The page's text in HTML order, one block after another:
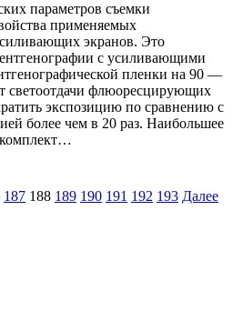
параметров съемки
применяемых
экранов. Это
с усиливающими
пленки на 90 —
светоотдачи флюоресцирующих
экспозицию по сравнению с
более чем в 20 раз. Наибольшее
комплект…
187 188 189 190 191 192 193 Далее